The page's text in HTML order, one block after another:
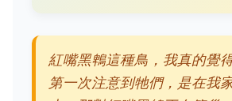
紅嘴黑鵯這種鳥，我真的覺
第一次注意到牠們，是在我